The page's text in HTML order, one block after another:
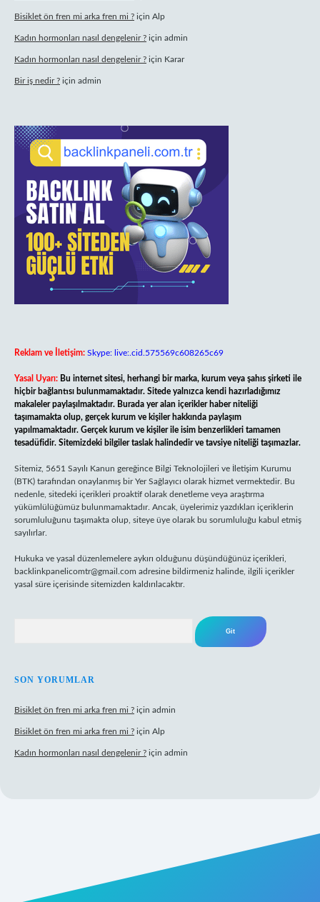
Bisiklet ön fren mi arka fren mi ? için Alp
Kadın hormonları nasıl dengelenir ? için admin
Kadın hormonları nasıl dengelenir ? için Karar
Bir iş nedir ? için admin
Reklam ve İletişim: Skype: live:.cid.575569c608265c69
Yasal Uyarı: Bu internet sitesi, herhangi bir marka, kurum veya şahıs şirketi ile
hiçbir bağlantısı bulunmamaktadır. Sitede yalnızca kendi hazırladığımız
makaleler paylaşılmaktadır. Burada yer alan içerikler haber niteliği
taşımamakta olup, gerçek kurum ve kişiler hakkında paylaşım
yapılmamaktadır. Gerçek kurum ve kişiler ile isim benzerlikleri tamamen
tesadüfidir. Sitemizdeki bilgiler taslak halindedir ve tavsiye niteliği taşımazlar.
Sitemiz, 5651 Sayılı Kanun gereğince Bilgi Teknolojileri ve İletişim Kurumu
(BTK) tarafından onaylanmış bir Yer Sağlayıcı olarak hizmet vermektedir. Bu
nedenle, sitedeki içerikleri proaktif olarak denetleme veya araştırma
yükümlülüğümüz bulunmamaktadır. Ancak, üyelerimiz yazdıkları içeriklerin
sorumluluğunu taşımakta olup, siteye üye olarak bu sorumluluğu kabul etmiş
sayılırlar.
Hukuka ve yasal düzenlemelere aykırı olduğunu düşündüğünüz içerikleri,
backlinkpanelicomtr@gmail.com adresine bildirmeniz halinde, ilgili içerikler
yasal süre içerisinde sitemizden kaldırılacaktır.
SON YORUMLAR
Bisiklet ön fren mi arka fren mi ? için admin
Bisiklet ön fren mi arka fren mi ? için Alp
Kadın hormonları nasıl dengelenir ? için admin